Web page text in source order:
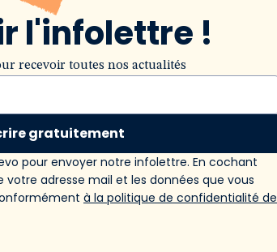
l'infolettre !
recevoir toutes nos actualités
gratuitement
pour envoyer notre infolettre. En cochant
adresse mail et les données que vous
à la politique de confidentialité de